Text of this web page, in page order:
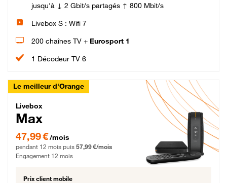
jusqu'à ↓ 2 Gbit/s partagés ↑ 800 Mbit/s
Livebox S : Wifi 7
200 chaînes TV + Eurosport 1
1 Décodeur TV 6
Le meilleur d'Orange
Livebox Max Fibre
Livebox
Max
47,99 € par mois pendant 12 mois puis 57,99 € par mois, Engagement 12 mois
47,99 €/mois
pendant 12 mois puis 57,99 €/mois
Engagement 12 mois
Prix client mobile